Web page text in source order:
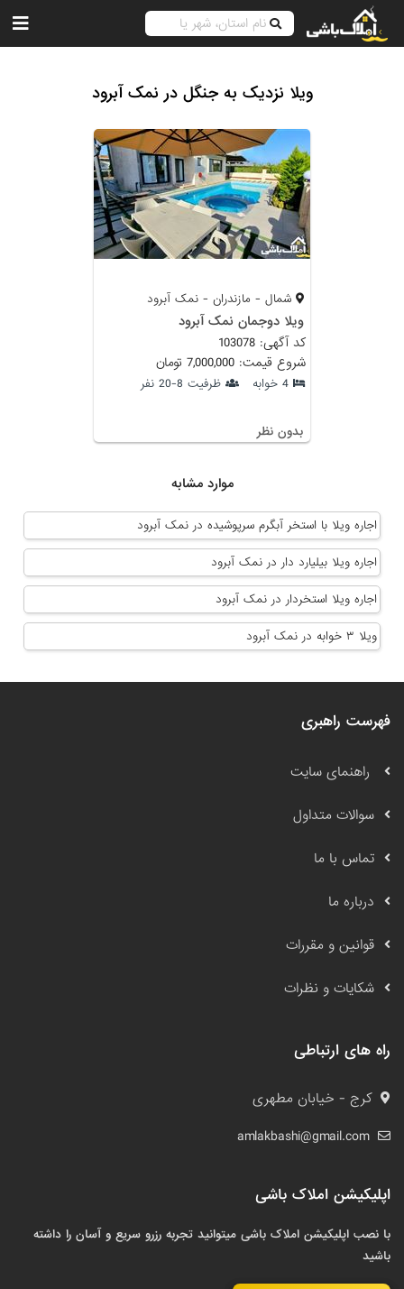
ویلا نزدیک به جنگل در نمک آبرود
شمال - مازندران - نمک آبرود
ویلا دوجمان نمک آبرود
کد آگهی: 103078
شروع قیمت: 7,000,000 تومان
4 خوابه ظرفیت 8-20 نفر
بدون نظر
موارد مشابه
اجاره ویلا با استخر آبگرم سرپوشیده در نمک آبرود
اجاره ویلا بیلیارد دار در نمک آبرود
اجاره ویلا استخردار در نمک آبرود
ویلا ۳ خوابه در نمک آبرود
فهرست راهبری
راهنمای سایت
سوالات متداول
تماس با ما
درباره ما
قوانین و مقررات
شکایات و نظرات
راه های ارتباطی
کرج - خیابان مطهری
amlakbashi@gmail.com
اپلیکیشن املاک باشی
با نصب اپلیکیشن املاک باشی میتوانید تجربه رزرو سریع و آسان را داشته
باشید